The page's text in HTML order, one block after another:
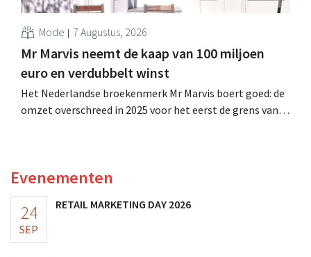
Mode 7 Augustus, 2026
Mr Marvis neemt de kaap van 100 miljoen
euro en verdubbelt winst
Het Nederlandse broekenmerk Mr Marvis boert goed: de
omzet overschreed in 2025 voor het eerst de grens van
Evenementen
24
SEP
RETAIL MARKETING DAY 2026